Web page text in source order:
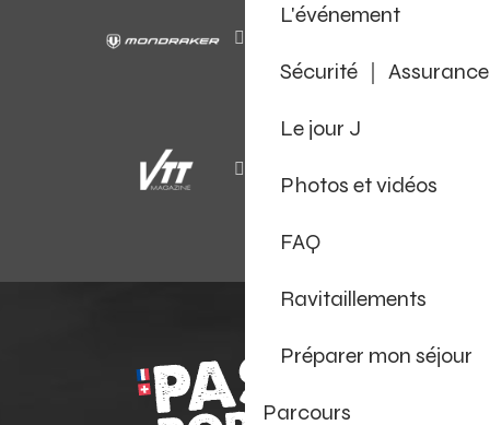
L'événement
Sécurité ｜ Assurance
Le jour J
Photos et vidéos
FAQ
Ravitaillements
Préparer mon séjour
Parcours